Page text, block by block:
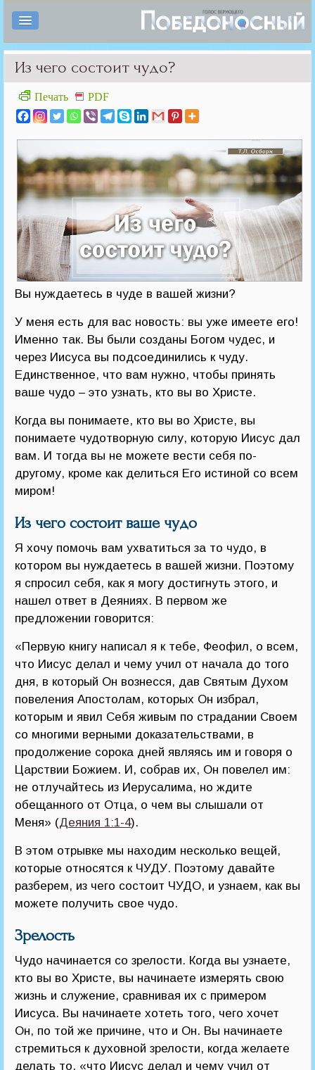
Из чего состоит чудо?
Печать PDF
Вы нуждаетесь в чуде в вашей жизни?
У меня есть для вас новость: вы уже имеете его!
Именно так. Вы были созданы Богом чудес, и
через Иисуса вы подсоединились к чуду.
Единственное, что вам нужно, чтобы принять
ваше чудо – это узнать, кто вы во Христе.
Когда вы понимаете, кто вы во Христе, вы
понимаете чудотворную силу, которую Иисус дал
вам. И тогда вы не можете вести себя по-
другому, кроме как делиться Его истиной со всем
миром!
Из чего состоит ваше чудо
Я хочу помочь вам ухватиться за то чудо, в
котором вы нуждаетесь в вашей жизни. Поэтому
я спросил себя, как я могу достигнуть этого, и
нашел ответ в Деяниях. В первом же
предложении говорится:
«Первую книгу написал я к тебе, Феофил, о всем,
что Иисус делал и чему учил от начала до того
дня, в который Он вознесся, дав Святым Духом
повеления Апостолам, которых Он избрал,
которым и явил Себя живым по страдании Своем
со многими верными доказательствами, в
продолжение сорока дней являясь им и говоря о
Царствии Божием. И, собрав их, Он повелел им:
не отлучайтесь из Иерусалима, но ждите
обещанного от Отца, о чем вы слышали от
Меня» (Деяния 1:1-4).
В этом отрывке мы находим несколько вещей,
которые относятся к ЧУДУ. Поэтому давайте
разберем, из чего состоит ЧУДО, и узнаем, как вы
можете получить свое чудо.
Зрелость
Чудо начинается со зрелости. Когда вы узнаете,
кто вы во Христе, вы начинаете измерять свою
жизнь и служение, сравнивая их с примером
Иисуса. Вы начинаете хотеть того, чего хочет
Он, по той же причине, что и Он. Вы начинаете
стремиться к духовной зрелости, когда желаете
делать то, «что Иисус делал и чему учил от